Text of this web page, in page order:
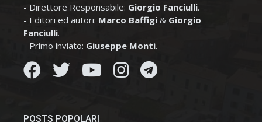
- Direttore Responsabile: Giorgio Fanciulli.
- Editori ed autori: Marco Baffigi & Giorgio
Fanciulli.
- Primo inviato: Giuseppe Monti.
POSTS POPOLARI